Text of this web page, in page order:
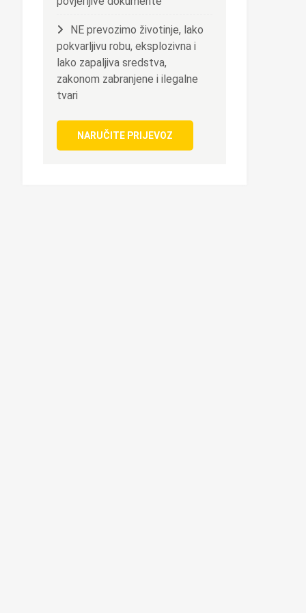
NE prevozimo životinje, lako
pokvarljivu robu, eksplozivna i
lako zapaljiva sredstva,
zakonom zabranjene i ilegalne
tvari
NARUČITE PRIJEVOZ